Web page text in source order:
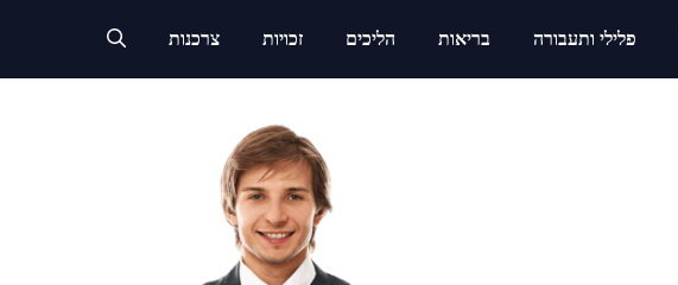
פלילי ותעבורה בריאות הליכים זכויות צרכנות